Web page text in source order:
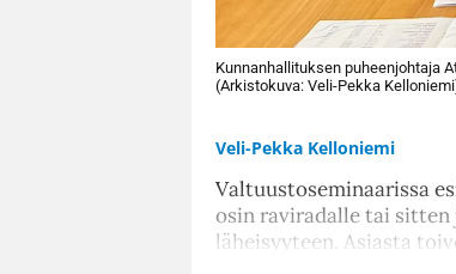
Kunnanhallituksen puheenjohtaja
(Arkistokuva: Veli-Pekka
Veli-Pekka Kelloniemi
Valtuustoseminaarissa
osin raviradalle tai sitten
läheisyyteen. Asiasta